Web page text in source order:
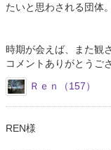
たいと思わされる団体。
時期が会えば、また観
コメントありがとうご
Ｒｅｎ（157）
REN様